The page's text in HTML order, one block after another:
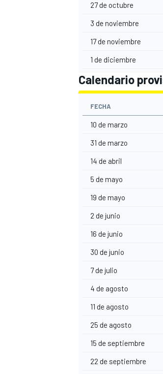
27 de octubre
3 de noviembre
17 de noviembre
1 de diciembre
Calendario
FECHA
10 de marzo
31 de marzo
14 de abril
5 de mayo
19 de mayo
2 de junio
16 de junio
30 de junio
7 de julio
4 de agosto
11 de agosto
25 de agosto
15 de septiembre
22 de septiembre